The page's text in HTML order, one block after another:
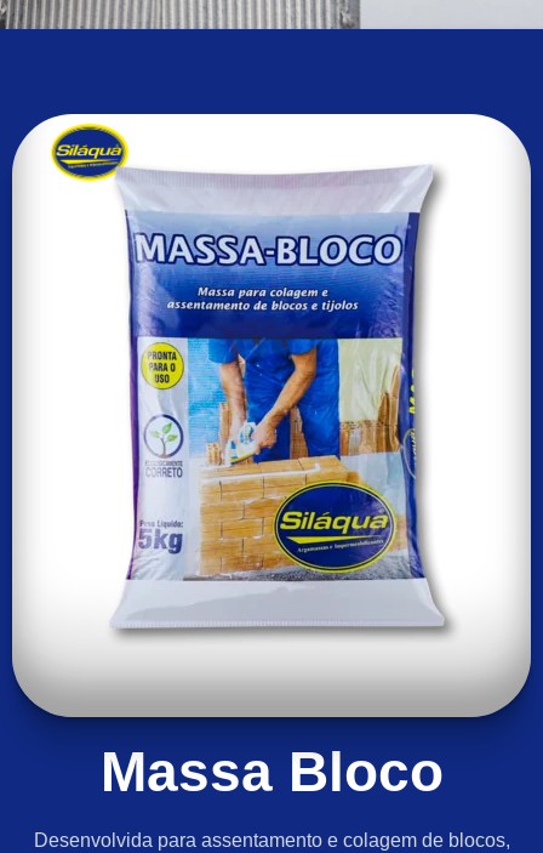
Massa Bloco
Desenvolvida para assentamento e colagem de blocos,